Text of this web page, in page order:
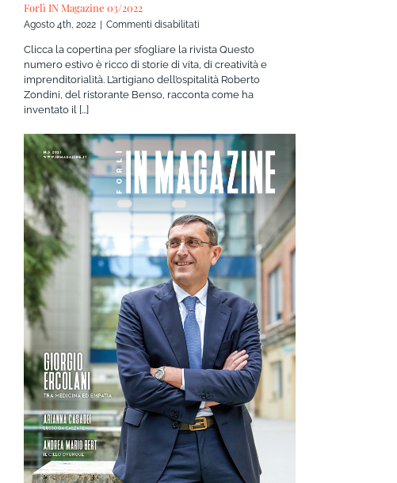
Forlì IN Magazine 03/2022
Agosto 4th, 2022 Commenti disabilitati
IN
Magazine
03/2022
Clicca la copertina per sfogliare la rivista Questo
numero estivo è ricco di storie di vita, di creatività e
imprenditorialità. L’artigiano dell’ospitalità Roberto
Zondini, del ristorante Benso, racconta come ha
inventato il [...]